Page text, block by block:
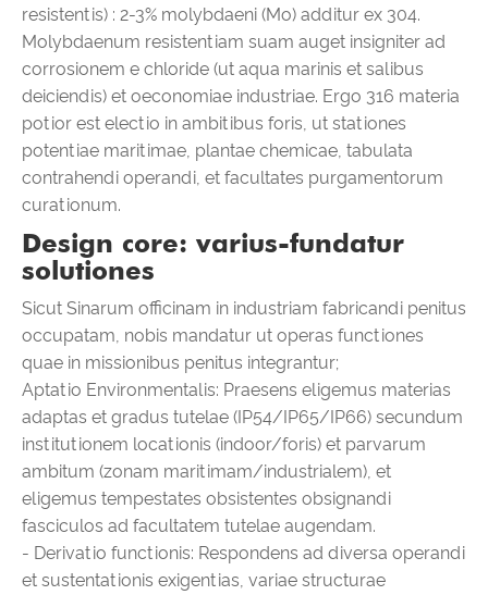
resistentis) : 2-3% molybdaeni (Mo) additur ex 304.
Molybdaenum resistentiam suam auget insigniter ad
corrosionem e chloride (ut aqua marinis et salibus
deiciendis) et oeconomiae industriae. Ergo 316 materia
potior est electio in ambitibus foris, ut stationes
potentiae maritimae, plantae chemicae, tabulata
contrahendi operandi, et facultates purgamentorum
curationum.
Design core: varius-fundatur
solutiones
Sicut Sinarum officinam in industriam fabricandi penitus
occupatam, nobis mandatur ut operas functiones
quae in missionibus penitus integrantur;
Aptatio Environmentalis: Praesens eligemus materias
adaptas et gradus tutelae (IP54/IP65/IP66) secundum
institutionem locationis (indoor/foris) et parvarum
ambitum (zonam maritimam/industrialem), et
eligemus tempestates obsistentes obsignandi
fasciculos ad facultatem tutelae augendam.
- Derivatio functionis: Respondens ad diversa operandi
et sustentationis exigentias, variae structurae